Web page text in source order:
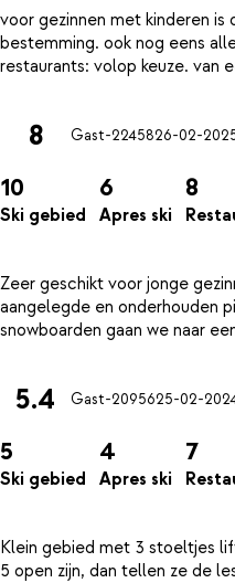
voor gezinnen met kinderen
bestemming. ook nog eens
8 Gast-2245826-02-
10
Ski gebied
6
Apres ski
8
Zeer geschikt voor jonge
aangelegde en onderhouden
5.4 Gast-2095625-02-
5
Ski gebied
4
Apres ski
7
Klein gebied met 3 stoeltjes
5 open zijn, dan tellen ze de